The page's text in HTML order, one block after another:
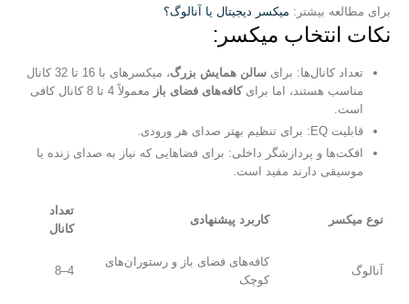
برای مطالعه بیشتر: میکسر دیجیتال یا آنالوگ؟
نکات انتخاب میکسر:
تعداد کانال‌ها: برای سالن همایش بزرگ
، میکسرهای با 16 تا 32 کانال
مناسب هستند، اما برایکافه‌های فضای باز
معمولاً 4 تا 8 کانال کافی
است.
قابلیت EQ: برای تنظیم بهتر صدای هر ورودی.
افکت‌ها و پردازشگر داخلی: برای فضاهایی که نیاز به صدای زنده یا
موسیقی دارند مفید است.
نوع میکسر کاربرد پیشنهادی
تعداد
کانال
آنالوگ
کافه‌های فضای باز و رستوران‌های
کوچک
4–8